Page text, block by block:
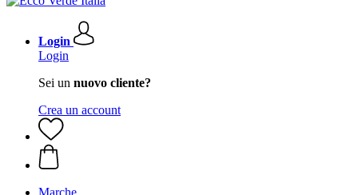
Login
Login
Sei un nuovo cliente?
Crea un account
Marche